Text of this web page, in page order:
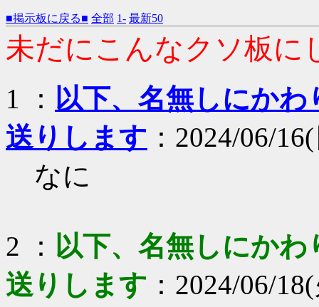
■掲示板に戻る■ 全部 1- 最新50
未だにこんなクソ板に
1 ： 以下、名無しにか
送りします ：2024/06/
なに
2 ： 以下、名無しにか
送りします ：2024/06/